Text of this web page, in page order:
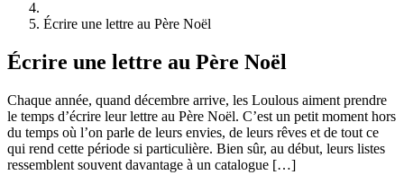
Écrire une lettre au Père Noël
Écrire une lettre au Père Noël
Chaque année, quand décembre arrive, les Loulous aiment prendre
le temps d’écrire leur lettre au Père Noël. C’est un petit moment hors
du temps où l’on parle de leurs envies, de leurs rêves et de tout ce
qui rend cette période si particulière. Bien sûr, au début, leurs listes
ressemblent souvent davantage à un catalogue […]